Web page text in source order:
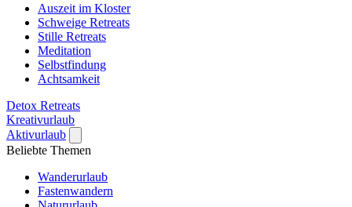
Auszeit im Kloster
Schweige Retreats
Stille Retreats
Meditation
Selbstfindung
Achtsamkeit
Detox Retreats
Kreativurlaub
Aktivurlaub
Beliebte Themen
Wanderurlaub
Fastenwandern